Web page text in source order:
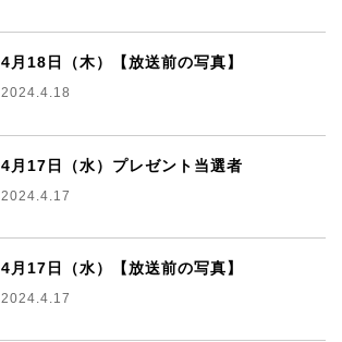
4月18日（木）【放送前の写真】
2024.4.18
4月17日（水）プレゼント当選者
2024.4.17
4月17日（水）【放送前の写真】
2024.4.17